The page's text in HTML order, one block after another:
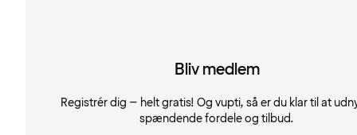
Bliv medlem
Registrér dig – helt gratis! Og vupti, så er du klar til at
spændende fordele og tilbud.